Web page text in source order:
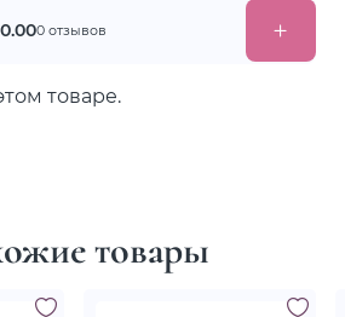
0.000 отзывов
товаре.
товары